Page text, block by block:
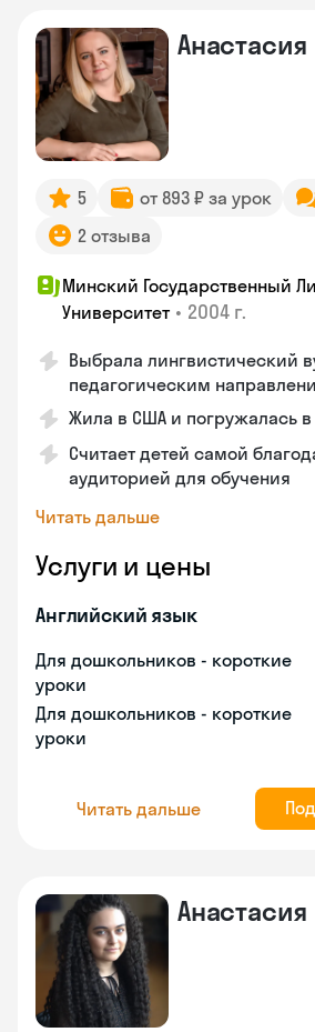
Анастасия
5 от 893 ₽ за урок
2 отзыва
Минский Государственный
Университет • 2004 г.
Выбрала лингвистический
педагогическим
Жила в США и погружалась в
Считает детей самой
аудиторией для обучения
Читать дальше
Услуги и цены
Английский язык
Для дошкольников - короткие
уроки
Для дошкольников - короткие
уроки
Читать дальше
Анастасия